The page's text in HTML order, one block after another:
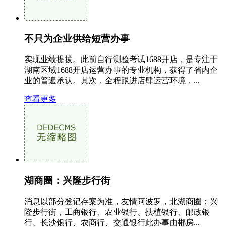
不只为企业供给短营办事
实现业绩提拔。此前自行测验考试1688开店，是专注于
湖南区域1688开店运营办事的专业机构，获得了省内企
业的普遍承认。其次，全程跟进店肆运营环境，...
查看更多
湖商圈：兴隆步行街
消息以部分登记存案为准，友情阿波罗，北湖商圈：兴
隆步行街，工商银行、农业银行、扶植银行、邮政银
行、长沙银行、农商行、交通银行此办事由郴房...